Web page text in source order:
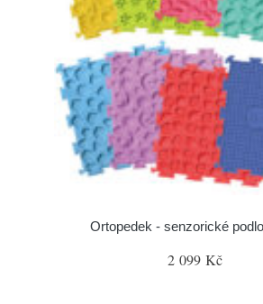
Ortopedek - senzorické
2 099 Kč